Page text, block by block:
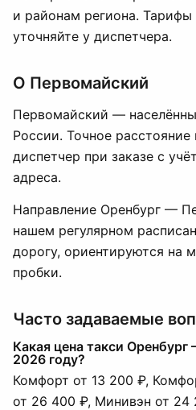
и районам региона. Тарифы
уточняйте у диспетчера.
О Первомайский
Первомайский —
России. Точное
диспетчер при заказе с
адреса.
Направление Оренбург —
нашем регулярном
дорогу, ориентируются на
пробки.
Часто задаваемые
Какая цена такси
2026 году?
Комфорт от 13 200 ₽,
от 26 400 ₽, Минивэн от 24